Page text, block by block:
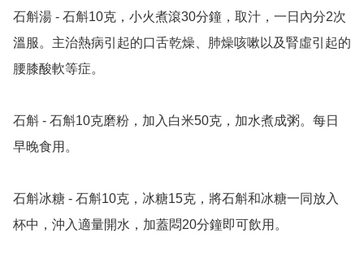
石斛湯 - 石斛10克，小火煮滾30分鐘，取汁，一日內分2次
溫服。主治熱病引起的口舌乾燥、肺燥咳嗽以及腎虛引起的
腰膝酸軟等症。
石斛 - 石斛10克磨粉，加入白米50克，加水煮成粥。每日
早晚食用。
石斛冰糖 - 石斛10克，冰糖15克，將石斛和冰糖一同放入
杯中，沖入適量開水，加蓋悶20分鐘即可飲用。